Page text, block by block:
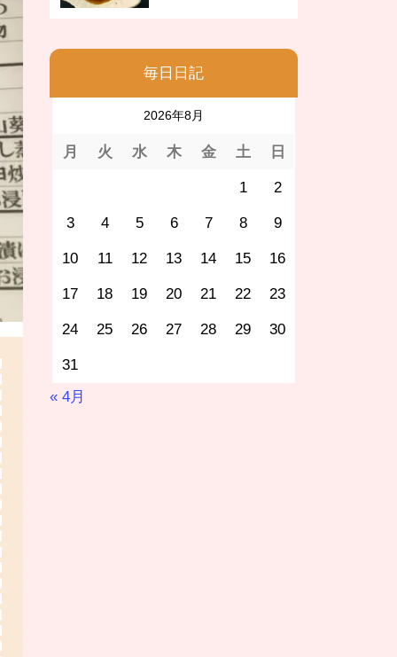
毎日日記
2026年8月
月 火 水 木 金 土 日
1 2
3 4 5 6 7 8 9
10 11 12 13 14 15 16
17 18 19 20 21 22 23
24 25 26 27 28 29 30
31
« 4月